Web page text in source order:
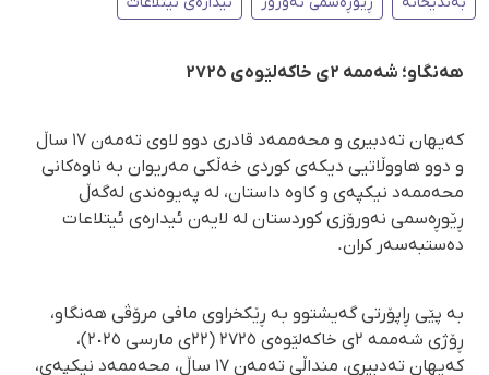
هەنگاو؛ شەممە ٢ی خاكەلێوەی ٢٧٢٥
كەیهان تەدبیری و محەممەد قادری دوو لاوی تەمەن ١٧ ساڵ
و دوو هاووڵاتیی دیكەی كوردی خەڵكی مەریوان بە ناوەكانی
محەممەد نیكپەی و كاوە داستان، لە پەیوەندی لەگەڵ
ڕێوڕەسمی نەورۆزی كوردستان لە لایەن ئیدارەی ئیتلاعات
دەستبەسەر كران.
بە پێی ڕاپۆرتی گەیشتوو بە ڕێكخراوی مافی مرۆڤی هەنگاو،
ڕۆژی شەممە ٢ی خاكەلێوەی ٢٧٢٥ (٢٢ی مارسی ٢٠٢٥)،
كەیهان تەدبیری، منداڵی تەمەن ١٧ ساڵ، محەممەد نیكپەی،